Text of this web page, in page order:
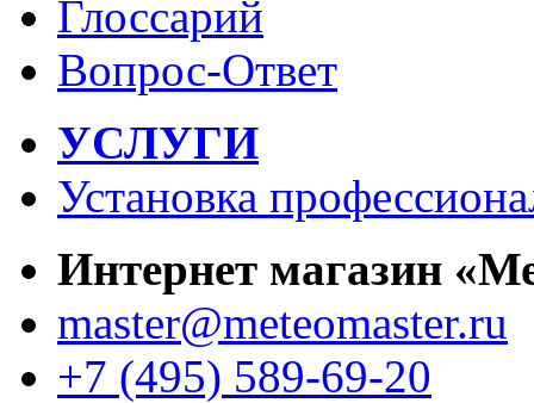
Глоссарий
Вопрос-Ответ
УСЛУГИ
Установка
Интернет магазин
master@meteomaster.ru
+7 (495) 589-69-20